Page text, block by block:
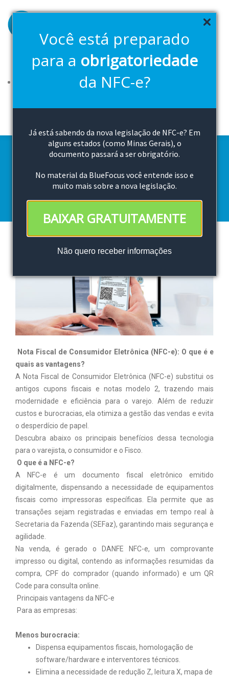
Você está preparado
para a obrigatoriedade
da NFC-e?
Já está sabendo da nova legislação de NFC-e? Em
alguns estados (como Minas Gerais), o
documento passará a ser obrigatório.
No material da BlueFocus você entende isso e
muito mais sobre a nova legislação.
BAIXAR GRATUITAMENTE
Não quero receber informações
para
conteúdo
Soluções
Planos FAQ 2ª Via Boleto Downloads
Cloud Bluefocus
Os benefícios da NFC-e
Nota Fiscal de Consumidor Eletrônica (NFC-e): O que é e
quais as vantagens?
A Nota Fiscal de Consumidor Eletrônica (NFC-e) substitui os
antigos cupons fiscais e notas modelo 2, trazendo mais
modernidade e eficiência para o varejo. Além de reduzir
custos e burocracias, ela otimiza a gestão das vendas e evita
o desperdício de papel.
Descubra abaixo os principais benefícios dessa tecnologia
para o varejista, o consumidor e o Fisco.
O que é a NFC-e?
A NFC-e é um documento fiscal eletrônico emitido
digitalmente, dispensando a necessidade de equipamentos
fiscais como impressoras específicas. Ela permite que as
transações sejam registradas e enviadas em tempo real à
Secretaria da Fazenda (SEFaz), garantindo mais segurança e
agilidade.
Na venda, é gerado o DANFE NFC-e, um comprovante
impresso ou digital, contendo as informações resumidas da
compra, CPF do comprador (quando informado) e um QR
Code para consulta online.
Principais vantagens da NFC-e
Para as empresas:
Menos burocracia:
Dispensa equipamentos fiscais, homologação de
software/hardware e interventores técnicos.
Elimina a necessidade de redução Z, leitura X, mapa de